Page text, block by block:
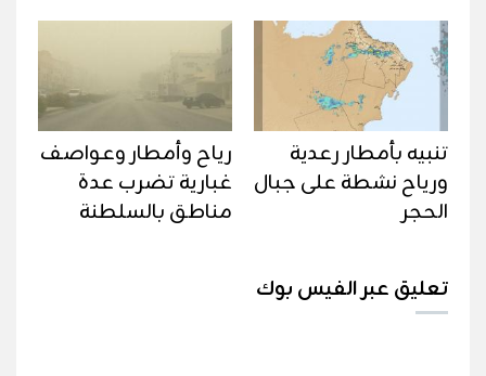
تنبيه بأمطار رعدية
ورياح نشطة على جبال
الحجر
رياح وأمطار وعواصف
غبارية تضرب عدة
مناطق بالسلطنة
تعليق عبر الفيس بوك